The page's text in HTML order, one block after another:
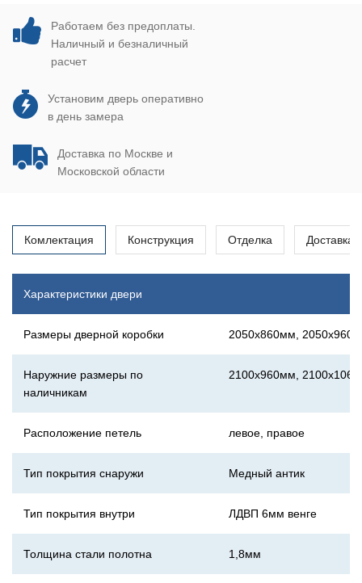
Работаем без предоплаты.
Наличный и безналичный
расчет
Установим дверь оперативно
в день замера
Доставка по Москве и
Московской области
Комлектация Конструкция Отделка Доставка
Характеристики двери
Размеры дверной коробки 2050х860мм,
Наружние размеры по
наличникам
2100х960мм,
Расположение петель левое, правое
Тип покрытия снаружи Медный антик
Тип покрытия внутри ЛДВП 6мм венге
Толщина стали полотна 1,8мм